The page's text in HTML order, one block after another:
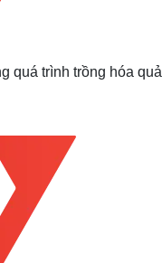
quá trình trồng hóa quả